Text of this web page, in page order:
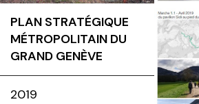
PLAN STRATÉGIQUE
MÉTROPOLITAIN DU
GRAND GENÈVE
2019